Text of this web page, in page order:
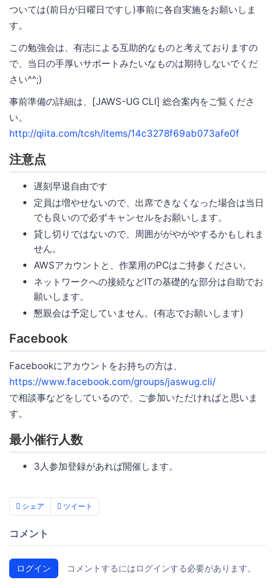
ついては(前日が日曜日ですし)事前に各自実施をお願いしま
す。
この勉強会は、有志による互助的なものと考えておりますの
で、当日の手厚いサポートみたいなものは期待しないでくだ
さい^^;)
事前準備の詳細は、[JAWS-UG CLI] 総合案内をご覧くださ
い。
http://qiita.com/tcsh/items/14c3278f69ab073afe0f
注意点
遅刻早退自由です
定員は増やせないので、出席できなくなった場合は当日
でも良いので必ずキャンセルをお願いします。
貸し切りではないので、周囲ががやがやするかもしれま
せん。
AWSアカウントと、作業用のPCはご持参ください。
ネットワークへの接続などITの基礎的な部分は自助でお
願いします。
懇親会は予定していません。(有志でお願いします)
Facebook
Facebookにアカウントをお持ちの方は、
https://www.facebook.com/groups/jaswug.cli/
で相談事などをしているので、ご参加いただければと思いま
す。
最小催行人数
3人参加登録があれば開催します。
シェア ツイート
コメント
ログイン コメントするにはログインする必要があります。